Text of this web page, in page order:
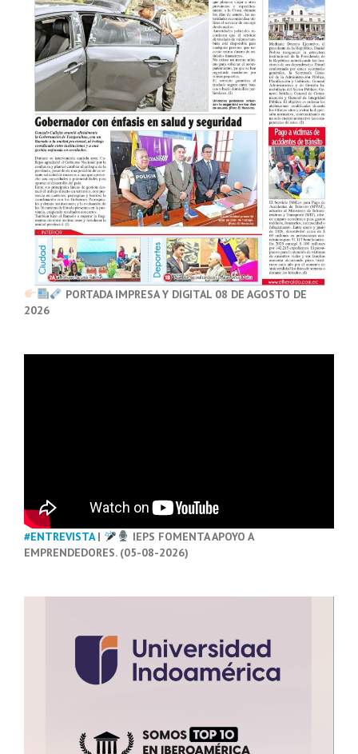
PORTADA IMPRESA Y DIGITAL 08 DE AGOSTO DE
2026
#ENTREVISTA|
IEPS FOMENTA APOYO A
EMPRENDEDORES. (05-08-2026)